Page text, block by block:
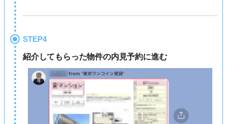
STEP4
紹介してもらった物件の内見予約に進む